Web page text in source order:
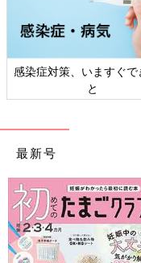
感染症対策、いますぐで
と
最新号